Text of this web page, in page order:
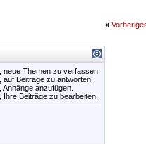
«
, neue Themen zu verfassen.
, auf Beiträge zu antworten.
, Anhänge anzufügen.
, Ihre Beiträge zu bearbeiten.